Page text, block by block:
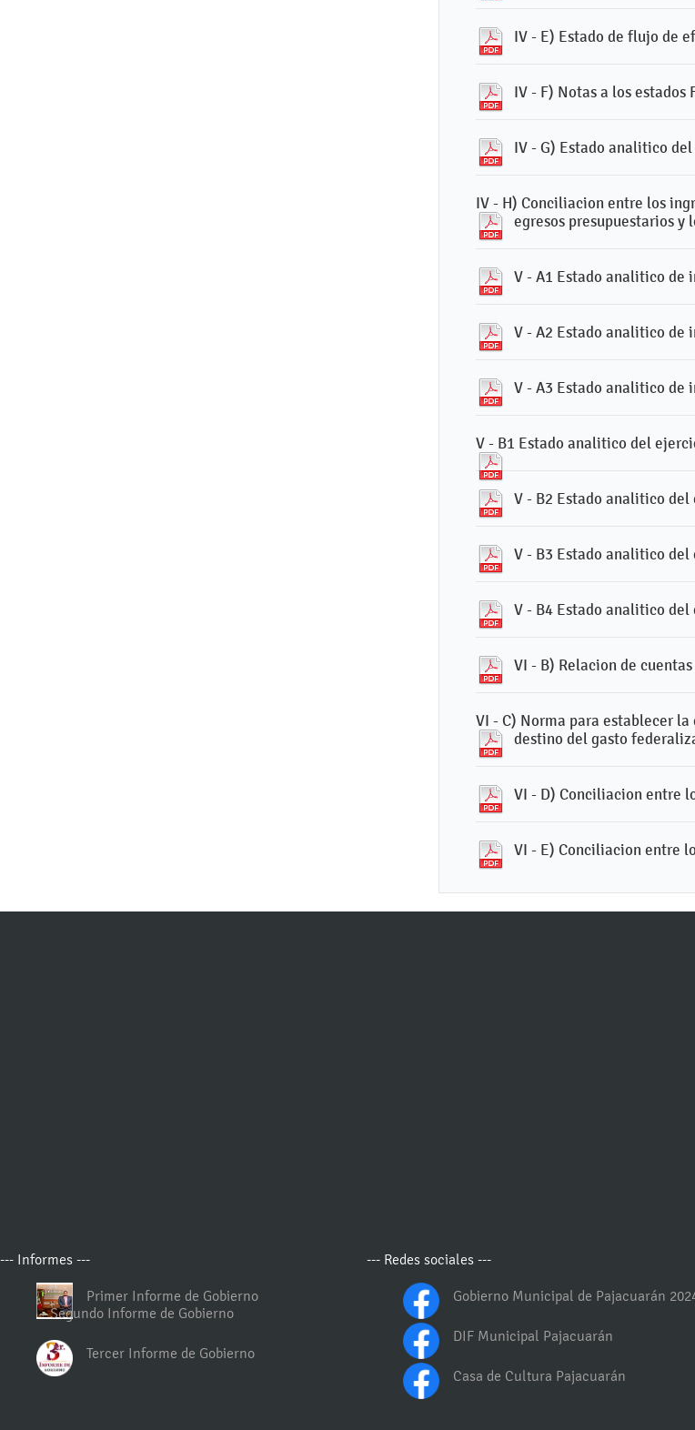
IV - E) Estado de flujo de
IV - F) Notas a los estados
IV - G) Estado analitico
IV - H) Conciliacion entre los
egresos presupuestarios y
V - A1 Estado analitico de
V - A2 Estado analitico de
V - A3 Estado analitico de
V - B1 Estado analitico del
V - B2 Estado analitico
V - B3 Estado analitico
V - B4 Estado analitico
VI - B) Relacion de
VI - C) Norma para establecer
destino del gasto
VI - D) Conciliacion entre
VI - E) Conciliacion entre
--- Informes ---
Primer Informe de Gobierno
Segundo Informe de Gobierno
Tercer Informe de Gobierno
--- Redes sociales ---
Gobierno Municipal de Pajacuarán
DIF Municipal Pajacuarán
Casa de Cultura Pajacuarán